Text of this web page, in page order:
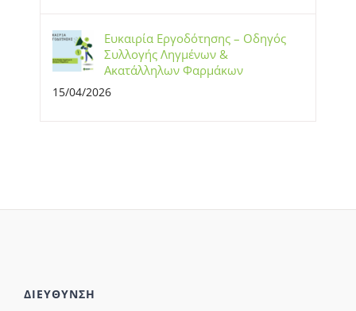
Ευκαιρία Εργοδότησης – Οδηγός
Συλλογής Ληγμένων &
Ακατάλληλων Φαρμάκων
15/04/2026
ΔΙΕΥΘΥΝΣΗ